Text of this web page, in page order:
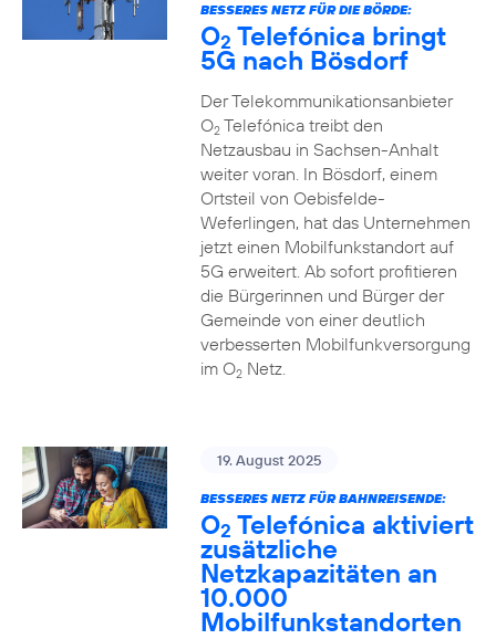
BESSERES NETZ FÜR DIE BÖRDE:
O2 Telefónica bringt
5G nach Bösdorf
Der Telekommunikationsanbieter
O2Telefónica treibt den
Netzausbau in Sachsen-Anhalt
weiter voran. In Bösdorf, einem
Ortsteil von Oebisfelde-
Weferlingen, hat das Unternehmen
jetzt einen Mobilfunkstandort auf
5G erweitert. Ab sofort profitieren
die Bürgerinnen und Bürger der
Gemeinde von einer deutlich
verbesserten Mobilfunkversorgung
im O2Netz.
19. August 2025
BESSERES NETZ FÜR BAHNREISENDE:
O2 Telefónica aktiviert
zusätzliche
Netzkapazitäten an
10.000
Mobilfunkstandorten